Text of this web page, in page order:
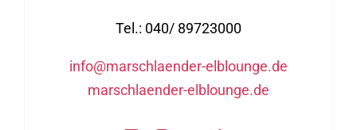
Tel.: 040/ 89723000
info@marschlaender-elblounge.de
marschlaender-elblounge.de